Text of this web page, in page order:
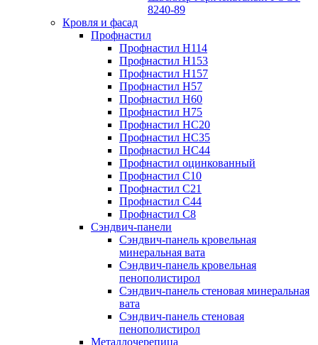
8240-89
Кровля и фасад
Профнастил
Профнастил Н114
Профнастил Н153
Профнастил Н157
Профнастил Н57
Профнастил Н60
Профнастил Н75
Профнастил НС20
Профнастил НС35
Профнастил НС44
Профнастил оцинкованный
Профнастил С10
Профнастил С21
Профнастил С44
Профнастил С8
Сэндвич-панели
Сэндвич-панель кровельная
минеральная вата
Сэндвич-панель кровельная
пенополистирол
Сэндвич-панель стеновая минеральная
вата
Сэндвич-панель стеновая
пенополистирол
Металлочерепица